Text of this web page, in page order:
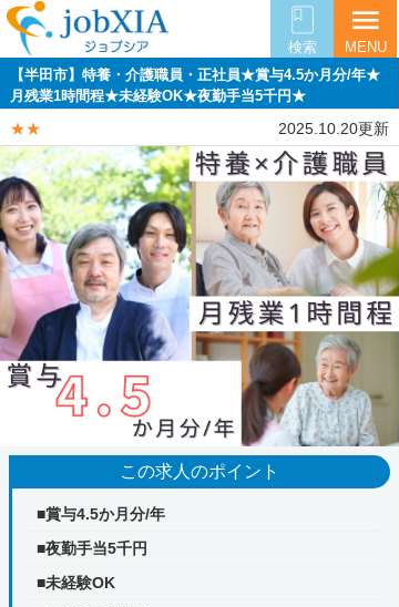
検索
menu
MENU
【半田市】特養・介護職員・正社員★賞与4.5か月分/年★
月残業1時間程★未経験OK★夜勤手当5千円★
★★ 2025.10.20更新
この求人のポイント
■賞与4.5か月分/年
■夜勤手当5千円
■未経験OK